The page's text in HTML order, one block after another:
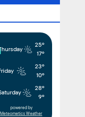
25°
17°
23°
10°
28°
9°
powered by
Meteometics Weather